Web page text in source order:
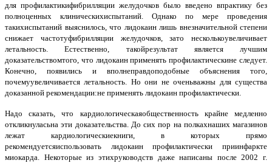
для профилактикифибрилляции желудочков было введено впрактику без
полноценных клиническихиспытаний. Однако по мере проведения
такихиспытаний выяснилось, что лидокаин лишь внезначительной степени
снижает частотуфибрилляции желудочков, зато несколькоувеличивает
летальность. Естественно, такойрезультат является лучшим
доказательствомтого, что лидокаин применять профилактическине следует.
Конечно, появились и вполнеправдоподобные объяснения того,
почемуувеличивается летальность. Но они не оченьважны для существа
доказанной рекомендации:не применять лидокаин профилактически.
Надо сказать, что кардиологическаяобщественность крайне медленно
откликнуласьна эти доказательства. До сих пор на полкахнаших магазинов
лежат кардиологическиекниги, в которых прямо
рекомендуетсяиспользовать лидокаин профилактически приинфаркте
миокарда. Некоторые из этихруководств даже написаны после 2002 г.